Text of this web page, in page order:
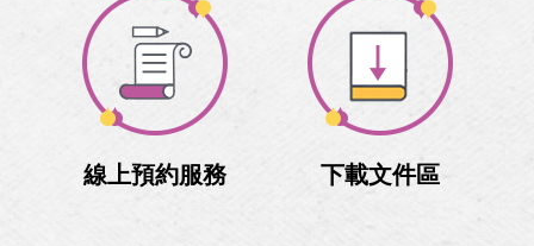
線上預約服務 下載文件區